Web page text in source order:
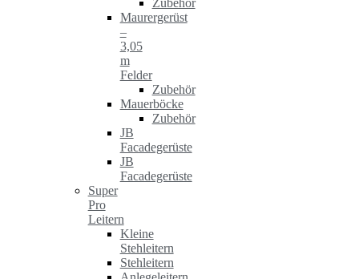
Maurergerüst
–
3,05
m
Felder
Zubehör
Mauerböcke
Zubehör
JB
Facadegerüste
JB
Facadegerüste
Super
Pro
Leitern
Kleine
Stehleitern
Stehleitern